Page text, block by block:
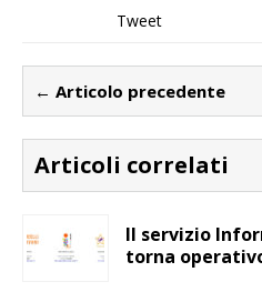
Tweet
← Articolo precedente
Articoli correlati
Il servizio
torna